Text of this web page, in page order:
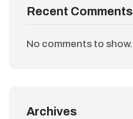
Recent Comments
No comments to show.
Archives